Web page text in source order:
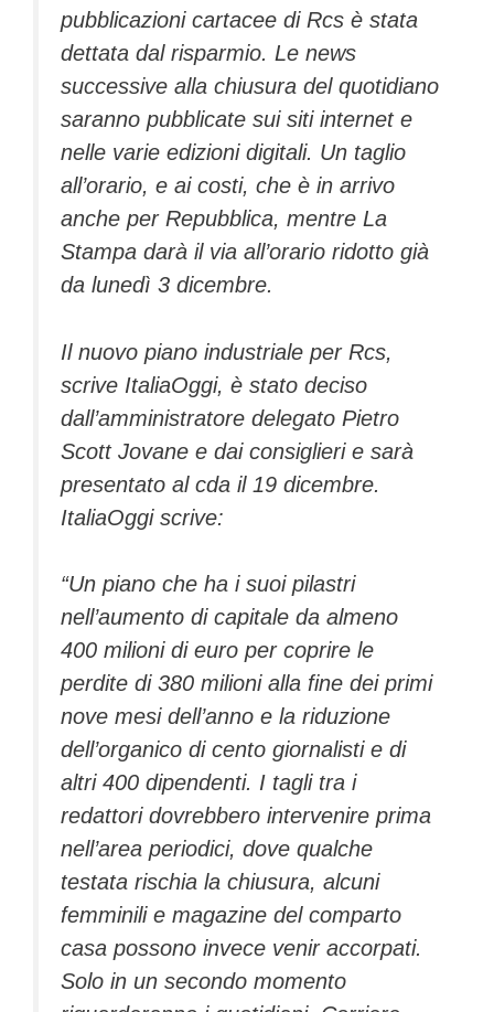
pubblicazioni cartacee di Rcs è stata
dettata dal risparmio. Le news
successive alla chiusura del quotidiano
saranno pubblicate sui siti internet e
nelle varie edizioni digitali. Un taglio
all’orario, e ai costi, che è in arrivo
anche per Repubblica, mentre La
Stampa darà il via all’orario ridotto già
da lunedì 3 dicembre.
Il nuovo piano industriale per Rcs,
scrive ItaliaOggi, è stato deciso
dall’amministratore delegato Pietro
Scott Jovane e dai consiglieri e sarà
presentato al cda il 19 dicembre.
ItaliaOggi scrive:
“Un piano che ha i suoi pilastri
nell’aumento di capitale da almeno
400 milioni di euro per coprire le
perdite di 380 milioni alla fine dei primi
nove mesi dell’anno e la riduzione
dell’organico di cento giornalisti e di
altri 400 dipendenti. I tagli tra i
redattori dovrebbero intervenire prima
nell’area periodici, dove qualche
testata rischia la chiusura, alcuni
femminili e magazine del comparto
casa possono invece venir accorpati.
Solo in un secondo momento